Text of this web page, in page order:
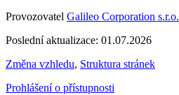
Provozovatel Galileo Corporation s.r.o.
Poslední aktualizace: 01.07.2026
Změna vzhledu, Struktura stránek
Prohlášení o přístupnosti